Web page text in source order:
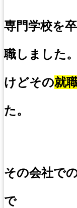
専門学校を
職しました。
けどその就
た。
その会社で
で